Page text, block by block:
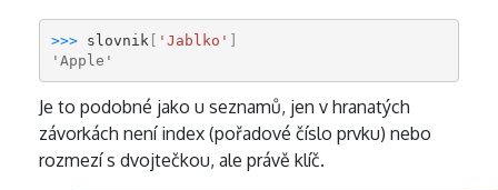
>>> slovnik [ 'Jablko' ]
'Apple'
Je to podobné jako u seznamů, jen v hranatých
závorkách není index (pořadové číslo prvku) nebo
rozmezí s dvojtečkou, ale právě klíč.